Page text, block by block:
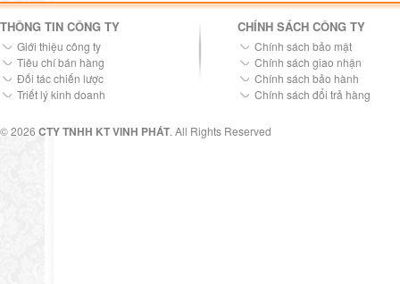
THÔNG TIN CÔNG TY
Giới thiệu công ty
Tiêu chí bán hàng
Đối tác chiến lược
Triết lý kinh doanh
CHÍNH SÁCH CÔNG TY
Chính sách bảo mật
Chính sách giao nhận
Chính sách bảo hành
Chính sách đổi trả hàng
© 2026 CTY TNHH KT VINH PHÁT. All Rights Reserved